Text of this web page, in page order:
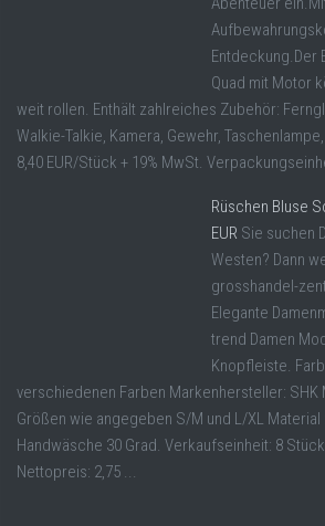
Entdeckung.Der
Quad mit Motor
weit rollen. Enthält zahlreiches Zubehör:
Walkie-Talkie, Kamera, Gewehr,
8,40 EUR/Stück + 19% MwSt.
Rüschen Bluse
EUR Sie suchen
Westen? Dann
grosshandel-
Elegante
trend Damen
Knopfleiste.
verschiedenen Farben Markenhersteller: SHK
Größen wie angegeben S/M und L/XL Material
Handwäsche 30 Grad. Verkaufseinheit: 8
Nettopreis: 2,75 ...